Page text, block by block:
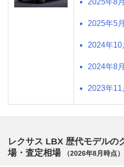
2025年8
2025年5
2024年10
2024年8
2023年11
レクサス LBX 歴代モデルの
場・査定相場
（2026年8月 時点）